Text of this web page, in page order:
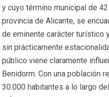
y cuyo término municipal de
provincia de Alicante, se
de eminente carácter turístico
sin prácticamente
público viene claramente
Benidorm. Con una población
30.000 habitantes a lo largo